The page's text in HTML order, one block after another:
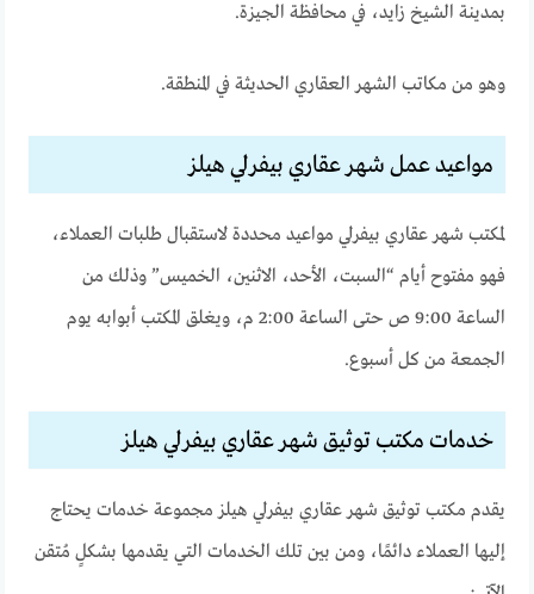
بمدينة الشيخ زايد، في محافظة الجيزة.
وهو من مكاتب الشهر العقاري الحديثة في المنطقة.
مواعيد عمل شهر عقاري بيفرلي هيلز
لمكتب شهر عقاري بيفرلي مواعيد محددة لاستقبال طلبات العملاء،
فهو مفتوح أيام “السبت، الأحد، الاثنين، الخميس” وذلك من
الساعة 9:00 ص حتى الساعة 2:00 م، ويغلق المكتب أبوابه يوم
الجمعة من كل أسبوع.
خدمات مكتب توثيق شهر عقاري بيفرلي هيلز
يقدم مكتب توثيق شهر عقاري بيفرلي هيلز مجموعة خدمات يحتاج
إليها العملاء دائمًا، ومن بين تلك الخدمات التي يقدمها بشكلٍ مُتقن